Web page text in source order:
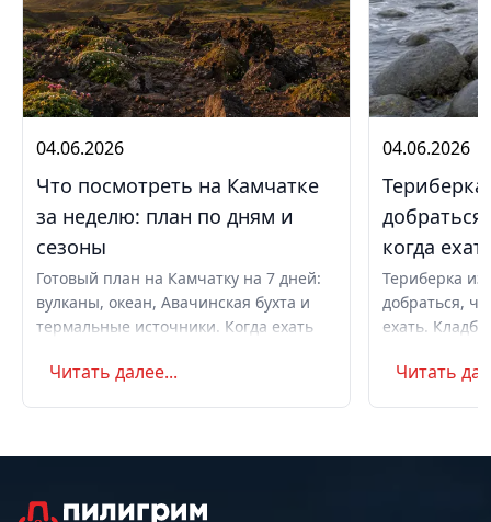
04.06.2026
Что посмотреть на Камчатке
за неделю: план по дням и
сезоны
Готовый план на Камчатку на 7 дней:
вулканы, океан, Авачинская бухта и
термальные источники. Когда ехать
самостоятельно или с туром.
Читать далее...
04.06.2026
когда
Териберка
добраться,
ехать.
Маршрут на
Читать